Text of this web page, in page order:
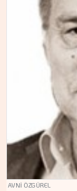
AVNİ ÖZGÜREL